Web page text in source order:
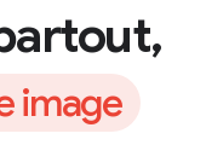
image